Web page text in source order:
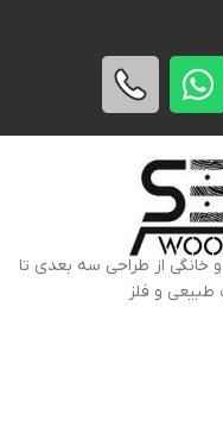
و خانگی از طراحی سه بعدی تا
طبیعی و فلز